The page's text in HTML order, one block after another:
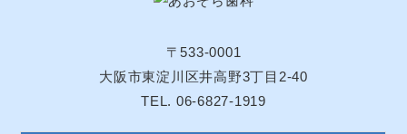
〒533-0001
大阪市東淀川区井高野3丁目2-40
TEL. 06-6827-1919